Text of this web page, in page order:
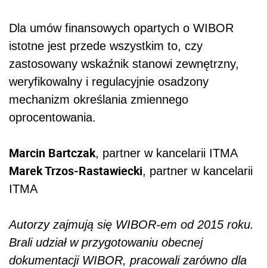
Dla umów finansowych opartych o WIBOR
istotne jest przede wszystkim to, czy
zastosowany wskaźnik stanowi zewnętrzny,
weryfikowalny i regulacyjnie osadzony
mechanizm określania zmiennego
oprocentowania.
Marcin Bartczak, partner w kancelarii ITMA
Marek Trzos-Rastawiecki, partner w kancelarii
ITMA
Autorzy zajmują się WIBOR-em od 2015 roku.
Brali udział w przygotowaniu obecnej
dokumentacji WIBOR, pracowali zarówno dla